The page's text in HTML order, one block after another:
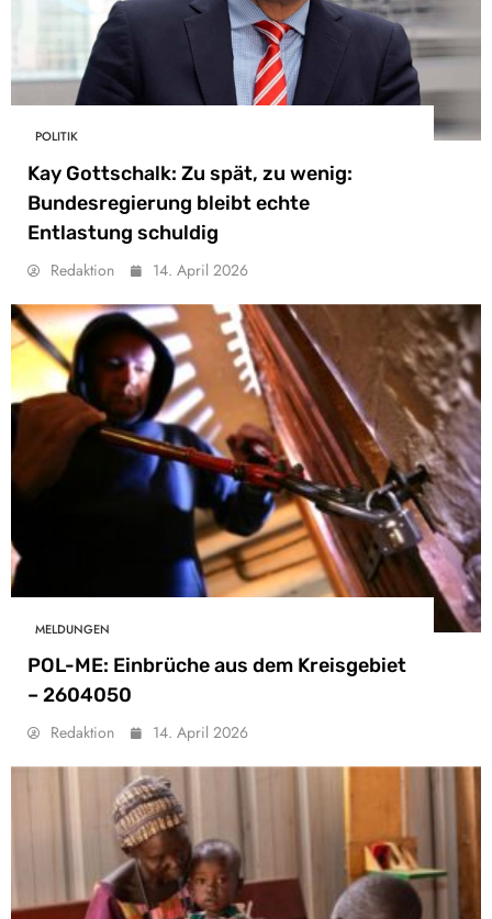
POLITIK
Kay Gottschalk: Zu spät, zu wenig:
Bundesregierung bleibt echte
Entlastung schuldig
Redaktion 14. April 2026
MELDUNGEN
POL-ME: Einbrüche aus dem Kreisgebiet
– 2604050
Redaktion 14. April 2026